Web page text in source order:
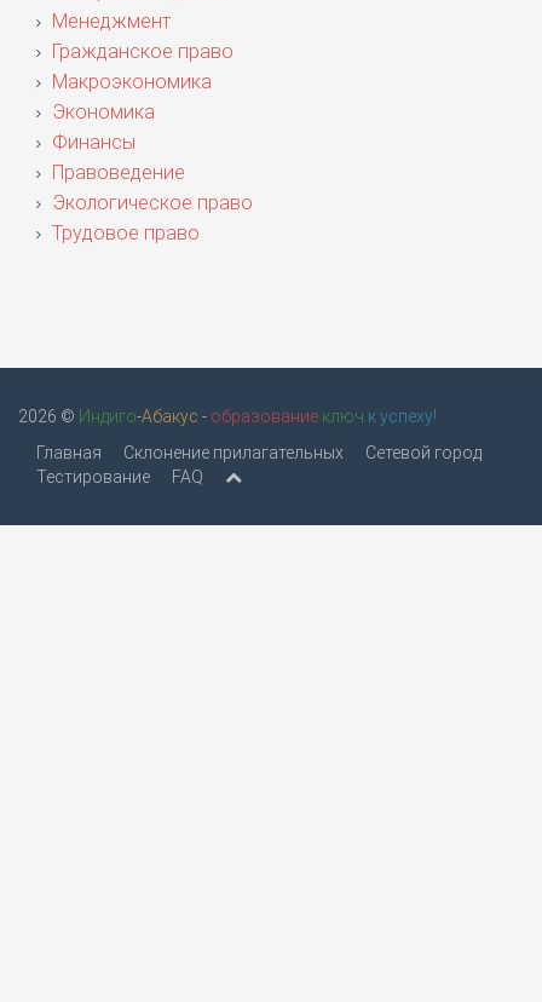
Менеджмент
Гражданское право
Макроэкономика
Экономика
Финансы
Правоведение
Экологическое право
Трудовое право
2026 © Индиго-Абакус - образование ключ к успеху!
Главная
Склонение прилагательных
Сетевой город
Тестирование
FAQ